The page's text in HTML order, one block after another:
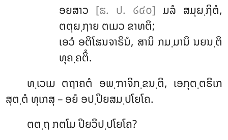
ອຍສາວ [ຘ. ປ. ໒໔໐] ມລໍ ສມຸຏ຺ຐິຕໍ,
ຕຕຸຏ຺ຐາຍ ຕເມວ ຂາທຕິ;
ເອວໍ ອຕິໂຘນຈາຣິນໍ, ສານິ ກມ຺ມານິ ນຍນ຺ຕິ
ທຸຄ຺ຄຕິໍ.
ທ຺ເວເມ ຕຖາຄຕໍ ອພ຺ຠາຈິກ຺ຂນ຺ຕິ, ເອກຸຕ຺ຕຣິເກ
ສຸຕ຺ຕໍ ທຸເກສຸ – ອຍໍ ອປ຺ປິຍສມ຺ປໂຍໂຄ.
ຕຕ຺ຖກຕໂມ ປິຍວິປ຺ປໂຍໂຄ?